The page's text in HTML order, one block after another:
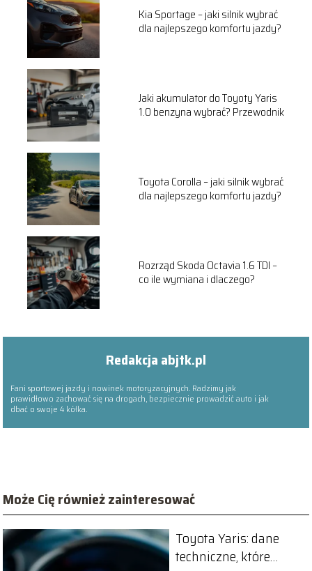
Kia Sportage – jaki silnik wybrać
dla najlepszego komfortu jazdy?
Jaki akumulator do Toyoty Yaris
1.0 benzyna wybrać? Przewodnik
Toyota Corolla – jaki silnik wybrać
dla najlepszego komfortu jazdy?
Rozrząd Skoda Octavia 1.6 TDI –
co ile wymiana i dlaczego?
Redakcja abjtk.pl
Fani sportowej jazdy i nowinek motoryzacyjnych. Radzimy jak
prawidłowo zachować się na drogach, bezpiecznie prowadzić auto i jak
dbać o swoje 4 kółka.
Może Cię również zainteresować
Toyota Yaris: dane
techniczne, które